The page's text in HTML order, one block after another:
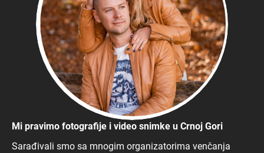
Mi pravimo fotografije i video snimke u Crnoj Gori
Sarađivali smo sa mnogim organizatorima venčanja